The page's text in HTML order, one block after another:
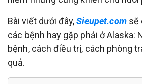
Bài viết dưới đây,Sieupet.com sẽ
các bệnh hay gặp phải ở Alaska:
bệnh, cách điều trị, cách phòng
quả.